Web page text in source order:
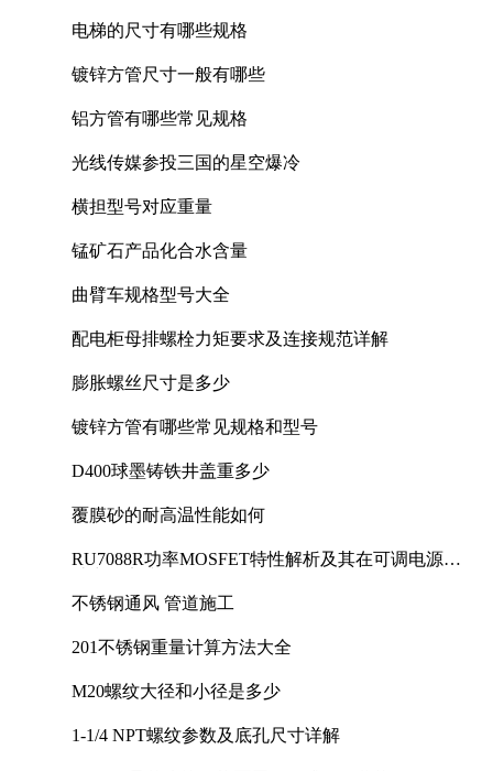
电梯的尺寸有哪些规格
镀锌方管尺寸一般有哪些
铝方管有哪些常见规格
光线传媒参投三国的星空爆冷
横担型号对应重量
锰矿石产品化合水含量
曲臂车规格型号大全
配电柜母排螺栓力矩要求及连接规范详解
膨胀螺丝尺寸是多少
镀锌方管有哪些常见规格和型号
D400球墨铸铁井盖重多少
覆膜砂的耐高温性能如何
RU7088R功率MOSFET特性解析及其在可调电源设
不锈钢通风 管道施工
201不锈钢重量计算方法大全
M20螺纹大径和小径是多少
1-1/4 NPT螺纹参数及底孔尺寸详解